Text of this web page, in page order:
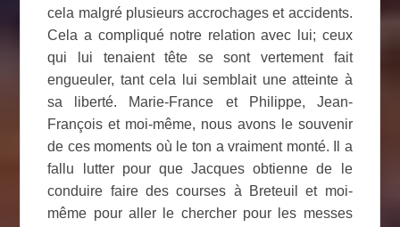
cela malgré plusieurs accrochages et accidents.
Cela a compliqué notre relation avec lui; ceux
qui lui tenaient tête se sont vertement fait
engueuler, tant cela lui semblait une atteinte à
sa liberté. Marie-France et Philippe, Jean-
François et moi-même, nous avons le souvenir
de ces moments où le ton a vraiment monté. Il a
fallu lutter pour que Jacques obtienne de le
conduire faire des courses à Breteuil et moi-
même pour aller le chercher pour les messes